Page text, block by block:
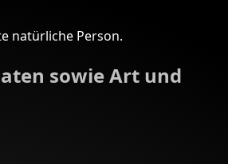
natürliche Person.
sowie Art und